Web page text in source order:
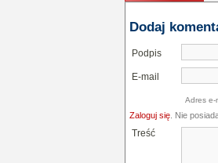
Dodaj
Podpis
E-mail
Adres e-
Zaloguj się . Nie
Treść